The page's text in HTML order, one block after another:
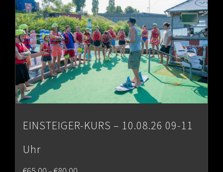
EINSTEIGER-KURS – 10.08.26 09-11
Uhr